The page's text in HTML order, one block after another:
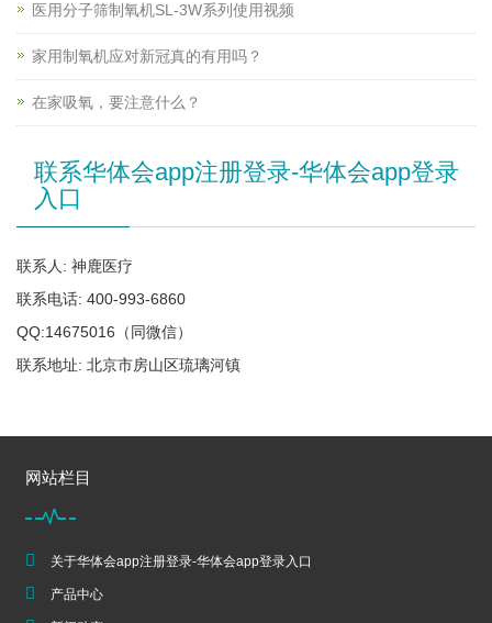
医用分子筛制氧机SL-3W系列使用视频
家用制氧机应对新冠真的有用吗？
在家吸氧，要注意什么？
联系华体会app注册登录-华体会app登录
入口
联系人: 神鹿医疗
联系电话: 400-993-6860
QQ:14675016（同微信）
联系地址: 北京市房山区琉璃河镇
网站栏目
关于华体会app注册登录-华体会app登录入口
产品中心